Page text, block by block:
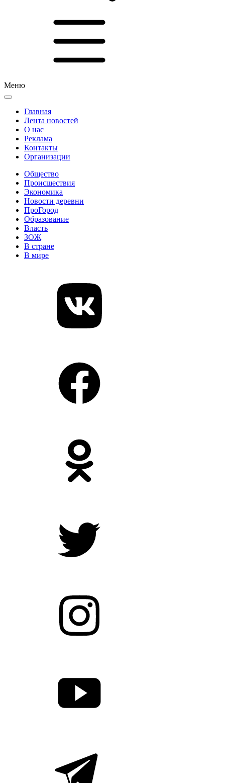
Меню
Главная
Лента новостей
О нас
Реклама
Контакты
Организации
Общество
Происшествия
Экономика
Новости деревни
ПроГород
Образование
Власть
ЗОЖ
В стране
В мире